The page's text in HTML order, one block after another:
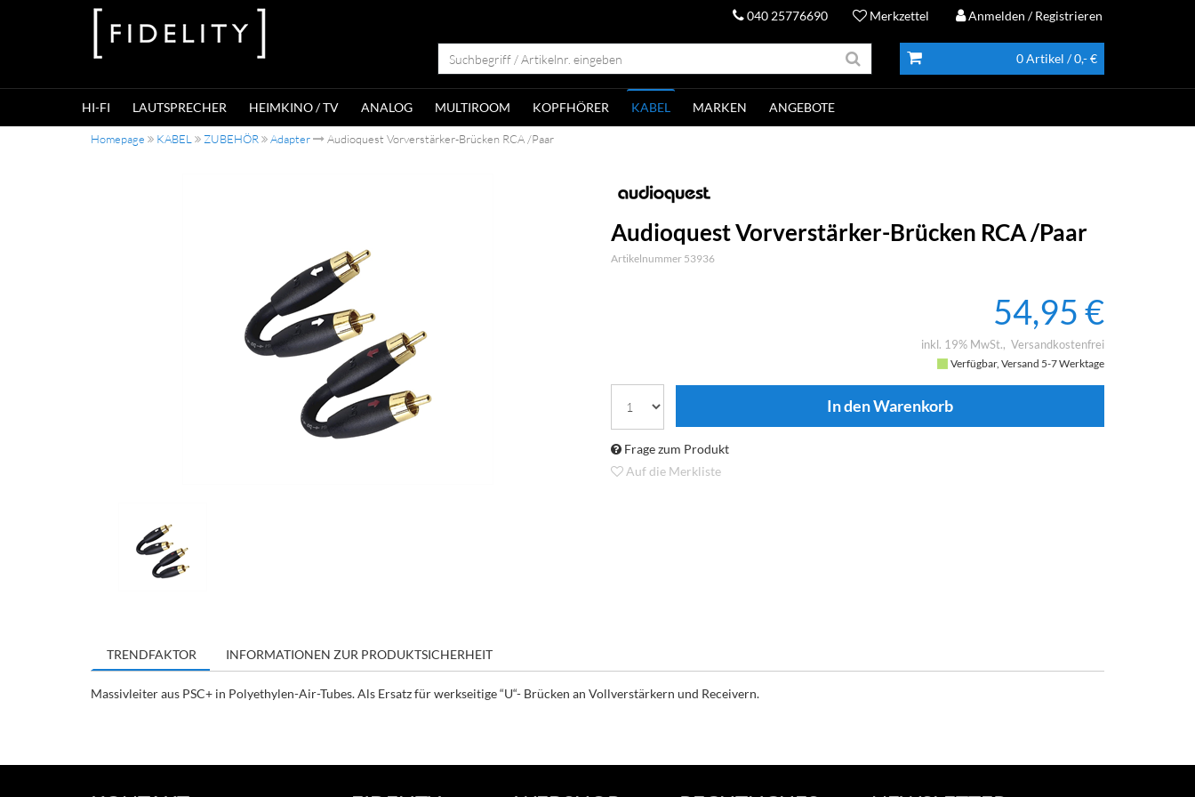
040 25776690 Merkzettel Anmelden / Registrieren
0 Artikel / 0,- €
HI-FI LAUTSPRECHER HEIMKINO / TV ANALOG MULTIROOM KOPFHÖRER KABEL MARKEN ANGEBOTE
Homepage KABEL ZUBEHÖR Adapter Audioquest Vorverstärker-Brücken RCA /Paar
Audioquest Vorverstärker-Brücken RCA /Paar
Artikelnummer 53936
54,95 €
inkl. 19% MwSt. Versandkostenfrei
Verfügbar, Versand 5-7 Werktage
Frage zum Produkt
Auf die Merkliste
TRENDFAKTOR INFORMATIONEN ZUR PRODUKTSICHERHEIT
Massivleiter aus PSC+ in Polyethylen-Air-Tubes. Als Ersatz für werkseitige “U“- Brücken an Vollverstärkern und Receivern.